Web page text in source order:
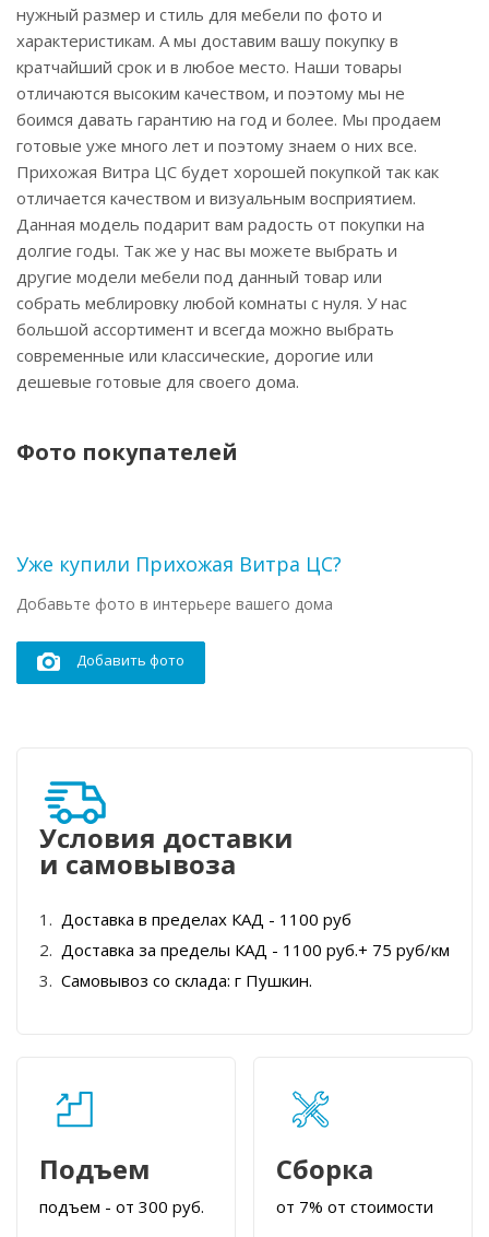
нужный размер и стиль для мебели по фото и
характеристикам. А мы доставим вашу покупку в
кратчайший срок и в любое место. Наши товары
отличаются высоким качеством, и поэтому мы не
боимся давать гарантию на год и более. Мы продаем
готовые уже много лет и поэтому знаем о них все.
Прихожая Витра ЦС будет хорошей покупкой так как
отличается качеством и визуальным восприятием.
Данная модель подарит вам радость от покупки на
долгие годы. Так же у нас вы можете выбрать и
другие модели мебели под данный товар или
собрать меблировку любой комнаты с нуля. У нас
большой ассортимент и всегда можно выбрать
современные или классические, дорогие или
дешевые готовые для своего дома.
Фото покупателей
Уже купили Прихожая Витра ЦС?
Добавьте фото в интерьере вашего дома
Добавить фото
Условия доставки
и самовывоза
Доставка в пределах КАД - 1100 руб
Доставка за пределы КАД - 1100 руб.+ 75 руб/км
Самовывоз со склада: г Пушкин.
Подъем
подъем - от 300 руб.
Сборка
от 7% от стоимости